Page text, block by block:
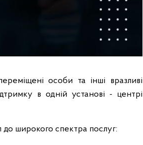
особи та інші вразливі
в одній установі - центрі
до широкого спектра послуг: